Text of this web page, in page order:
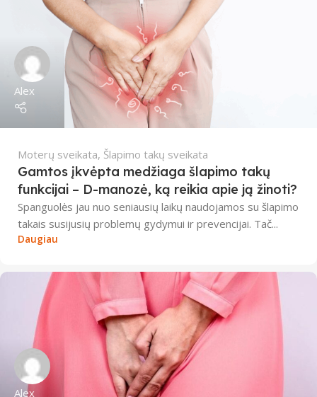
Alex
Moterų sveikata, Šlapimo takų sveikata
Gamtos įkvėpta medžiaga šlapimo takų
funkcijai – D-manozė, ką reikia apie ją žinoti?
Spanguolės jau nuo seniausių laikų naudojamos su šlapimo
takais susijusių problemų gydymui ir prevencijai. Tač...
Daugiau
Alex